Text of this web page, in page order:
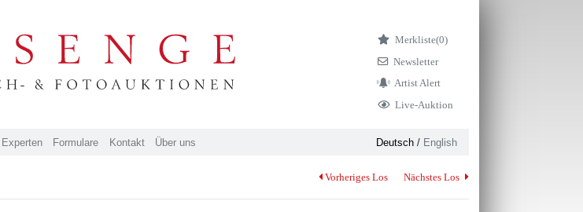
Merkliste(0)
Newsletter
Artist Alert
Live-Auktion
Experten Formulare Kontakt Über uns Deutsch/ English
Vorheriges Los Nächstes Los